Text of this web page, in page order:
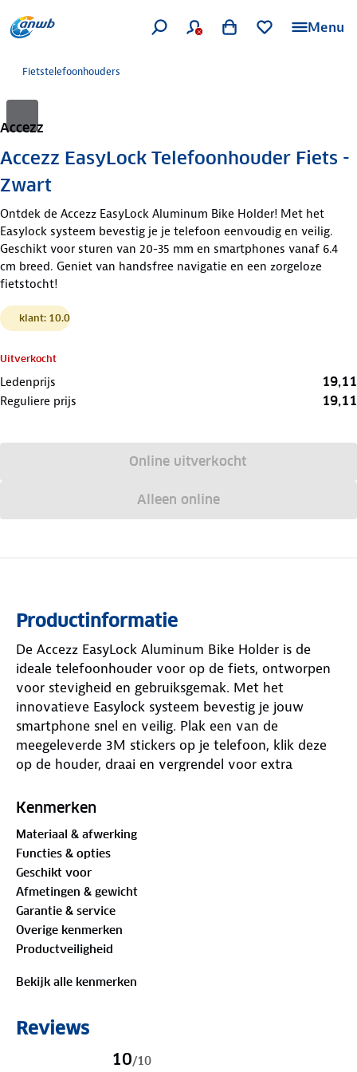
Menu
Fietstelefoonhouders
Accezz
Accezz EasyLock Telefoonhouder Fiets -
Zwart
Ontdek de Accezz EasyLock Aluminum Bike Holder! Met het
Easylock systeem bevestig je je telefoon eenvoudig en veilig.
Geschikt voor sturen van 20-35 mm en smartphones vanaf 6.4
cm breed. Geniet van handsfree navigatie en een zorgeloze
fietstocht!
klant: 10.0
Uitverkocht
Ledenprijs 19,11
Reguliere prijs 19,11
Online uitverkocht
Alleen online
Productinformatie
De Accezz EasyLock Aluminum Bike Holder is de
ideale telefoonhouder voor op de fiets, ontworpen
voor stevigheid en gebruiksgemak. Met het
innovatieve Easylock systeem bevestig je jouw
smartphone snel en veilig. Plak een van de
meegeleverde 3M stickers op je telefoon, klik deze
op de houder, draai en vergrendel voor extra
ecosysteem, waardoor de stickers ook compatibel
zijn met andere houders uit de Accezz Easylock
serie. Of je nu fietst naar de stad of in de auto
onderweg bent, met Accezz Easylock heb je altijd
eenvoudig toegang tot al je accessoires.
De houder is geschikt voor sturen met een diameter
van 20-35 mm en is te gebruiken met smartphones
snel op pad kunt.
Kenmerken
Materiaal & afwerking
Functies & opties
Geschikt voor
Afmetingen & gewicht
Garantie & service
Overige kenmerken
Productveiligheid
Bekijk alle kenmerken
Reviews
10/10